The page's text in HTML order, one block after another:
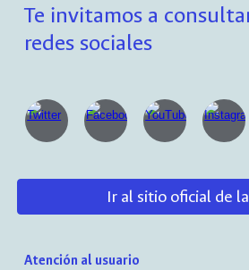
Te invitamos a
redes sociales
Ir al sitio oficial de
Atención al usuario